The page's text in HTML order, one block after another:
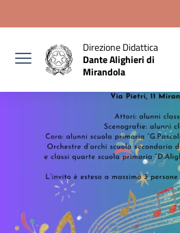
Direzione Didattica
Dante Alighieri di
Mirandola